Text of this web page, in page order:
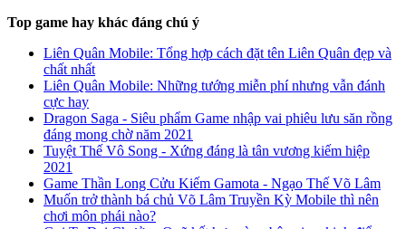
Top game hay khác đáng chú ý
Liên Quân Mobile: Tổng hợp cách đặt tên Liên Quân đẹp và
chất nhất
Liên Quân Mobile: Những tướng miễn phí nhưng vẫn đánh
cực hay
Dragon Saga - Siêu phẩm Game nhập vai phiêu lưu săn rồng
đáng mong chờ năm 2021
Tuyệt Thế Vô Song - Xứng đáng là tân vương kiếm hiệp
2021
Game Thần Long Cửu Kiếm Gamota - Ngạo Thế Võ Lâm
Muốn trở thành bá chủ Võ Lâm Truyền Kỳ Mobile thì nên
chơi môn phái nào?